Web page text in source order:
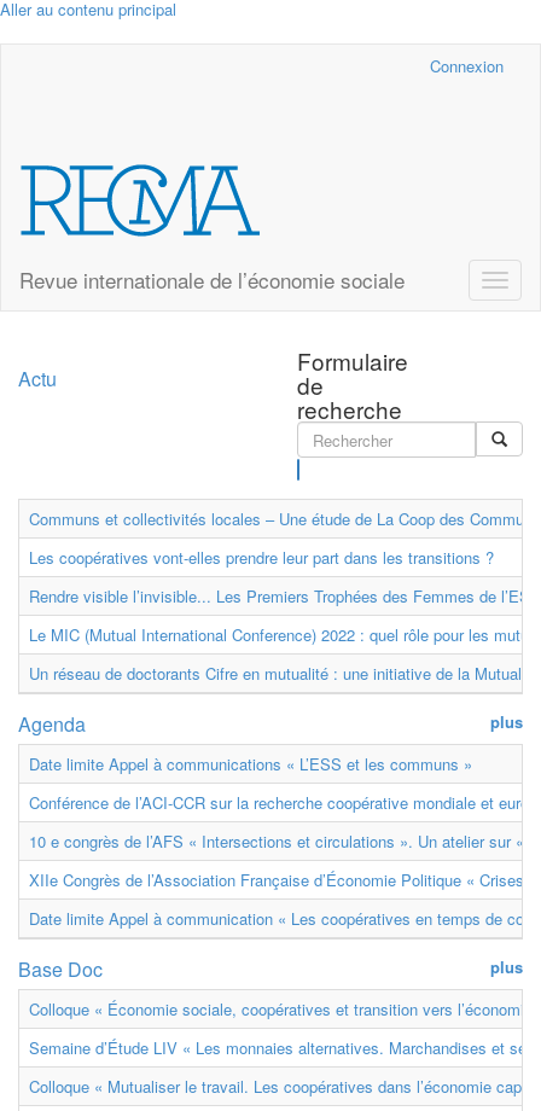
Aller au contenu principal
Connexion
Revue internationale de l’économie sociale
Toggle
Formulaire
de
recherche
Actu
Communs et collectivités locales – Une étude de La Coop des
Les coopératives vont-elles prendre leur part dans les transitions ?
Rendre visible l’invisible... Les Premiers Trophées des Femmes de
Le MIC (Mutual International Conference) 2022 : quel rôle pour les
Un réseau de doctorants Cifre en mutualité : une initiative de la
plus
Agenda
Date limite Appel à communications « L’ESS et les communs »
Conférence de l’ACI-CCR sur la recherche coopérative mondiale et
10 e congrès de l’AFS « Intersections et circulations ». Un atelier sur «
XIIe Congrès de l’Association Française d’Économie Politique « Crises
Date limite Appel à communication « Les coopératives en temps de
plus
Base Doc
Colloque « Économie sociale, coopératives et transition vers
Semaine d’Étude LIV « Les monnaies alternatives. Marchandises et
Colloque « Mutualiser le travail. Les coopératives dans l’économie